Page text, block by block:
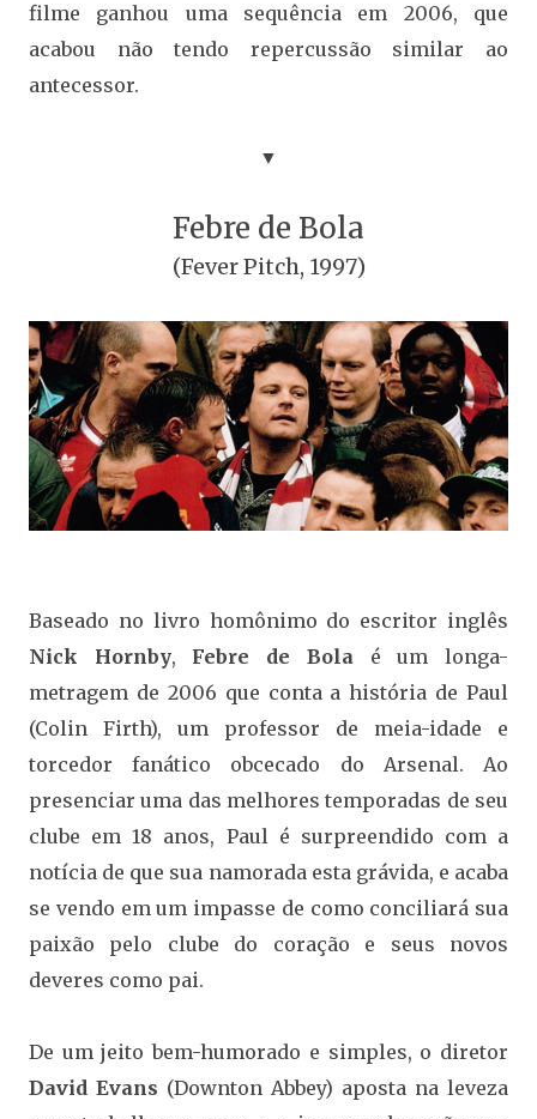
filme ganhou uma sequência em 2006, que
acabou não tendo repercussão similar ao
antecessor.
▼
Febre de Bola
(Fever Pitch, 1997)
Baseado no livro homônimo do escritor inglês
Nick Hornby, Febre de Bolaé um longa-
metragem de 2006 que conta a história de Paul
(Colin Firth), um professor de meia-idade e
torcedor fanático obcecado do Arsenal. Ao
presenciar uma das melhores temporadas de seu
clube em 18 anos, Paul é surpreendido com a
notícia de que sua namorada esta grávida, e acaba
se vendo em um impasse de como conciliará sua
paixão pelo clube do coração e seus novos
deveres como pai.
De um jeito bem-humorado e simples, o diretor
David Evans (Downton Abbey) aposta na leveza